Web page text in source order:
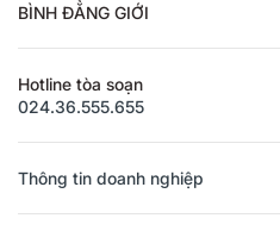
BÌNH ĐẲNG GIỚI
Hotline tòa soạn
024.36.555.655
Thông tin doanh nghiệp